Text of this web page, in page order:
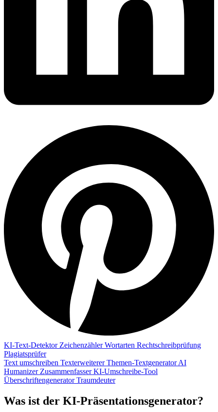
KI-Text-Detektor ZeichenzählerWortarten Rechtschreibprüfung
Plagiatsprüfer
Text umschreiben TexterweitererThemen-TextgeneratorAI
Humanizer ZusammenfasserKI-Umschreibe-Tool
ÜberschriftengeneratorTraumdeuter
Was ist der KI-Präsentationsgenerator?